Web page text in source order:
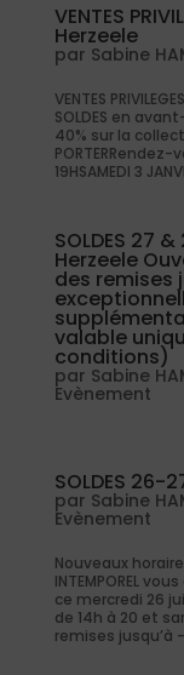
VENTES
Herzeele
par Sabine
VENTES
SOLDES en
40% sur la
PORTERRendez-
19HSAMEDI 3
SOLDES 27
Herzeele
des remises
valable
conditions)
par Sabine
Evènement
SOLDES 26-
par Sabine
Evènement
Nouveaux
INTEMPOREL
ce mercredi 26
de 14h à 20 et
remises jusqu’à